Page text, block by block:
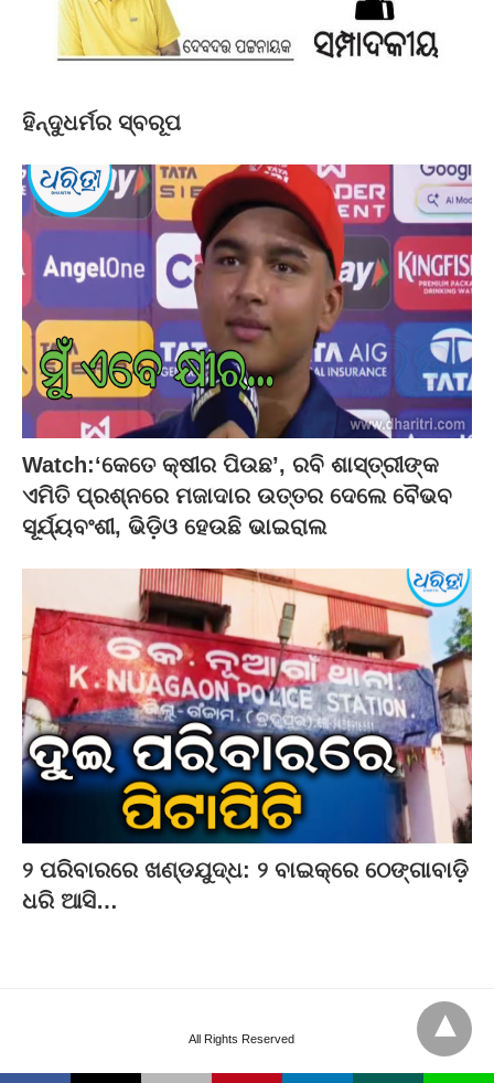
ହିନ୍ଦୁଧର୍ମର ସ୍ବରୂପ
Watch:‘କେତେ କ୍ଷୀର ପିଉଛ’, ରବି ଶାସ୍ତ୍ରୀଙ୍କ
ଏମିତି ପ୍ରଶ୍ନରେ ମଜାଦାର ଉତ୍ତର ଦେଲେ ବୈଭବ
ସୂର୍ଯ୍ୟବଂଶୀ, ଭିଡ଼ିଓ ହେଉଛି ଭାଇରାଲ
୨ ପରିବାରରେ ଖଣ୍ଡଯୁଦ୍ଧ: ୨ ବାଇକ୍‌ରେ ଠେଙ୍ଗାବାଡ଼ି
ଧରି ଆସି…
All Rights Reserved